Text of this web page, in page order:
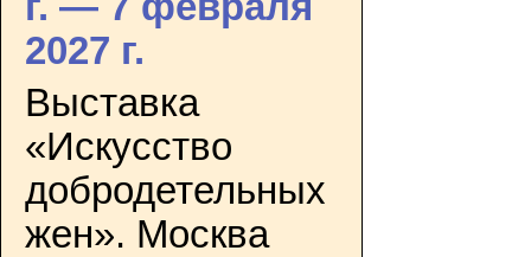
2027 г.
Выставка
«Искусство
добродетельных
жен». Москва